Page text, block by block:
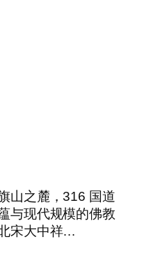
山之麓，316 国道
与现代规模的佛教
宋大中祥…